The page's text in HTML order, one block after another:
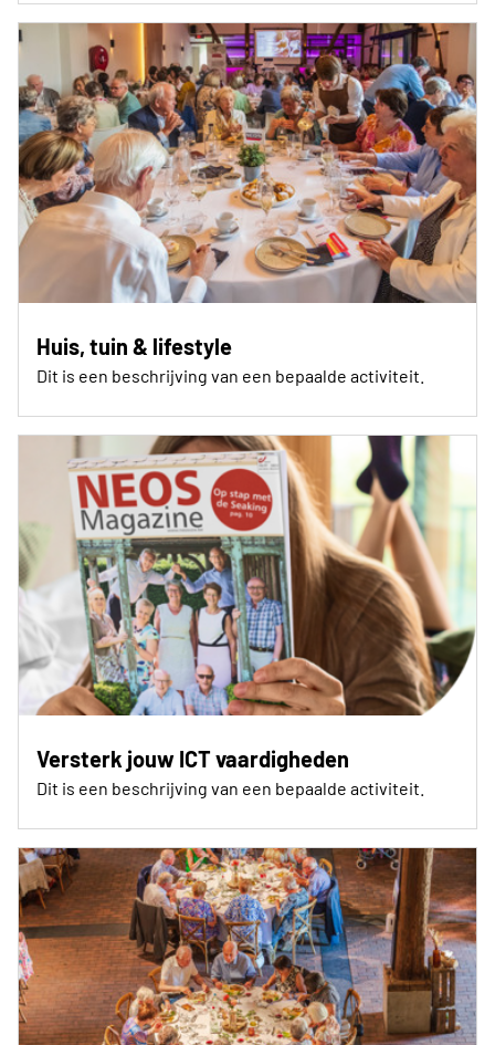
Huis, tuin & lifestyle
Dit is een beschrijving van een bepaalde activiteit.
Versterk jouw ICT vaardigheden
Dit is een beschrijving van een bepaalde activiteit.